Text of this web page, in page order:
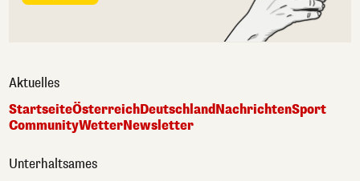
Aktuelles
StartseiteÖsterreichDeutschlandNachrichtenSport
CommunityWetterNewsletter
Unterhaltsames